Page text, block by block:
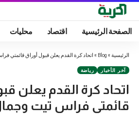
الصفحة الرئيسية اقتصاد محليات
الرئيسية »
Blog
» اتحاد كرة القدم يعلن قبول أوراق قائمتي
آخر الأخبار رياضة
اتحاد كرة القدم يعلن
قائمتي فراس تيت